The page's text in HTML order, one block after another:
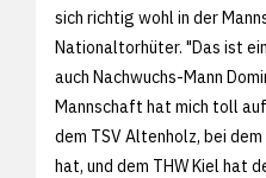
sich richtig wohl in der
Nationaltorhüter. "Das ist
auch Nachwuchs-Mann
Mannschaft hat mich toll
dem TSV Altenholz, bei
hat, und dem THW Kiel hat